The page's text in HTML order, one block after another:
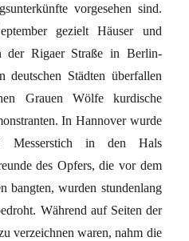
vorgesehen sind.
gezielt Häuser und
der Rigaer Straße in Berlin-
Städten überfallen
Grauen Wölfe kurdische
In Hannover wurde
Messerstich in den Hals
des Opfers, die vor dem
bangten, wurden stundenlang
Während auf Seiten der
verzeichnen waren, nahm die